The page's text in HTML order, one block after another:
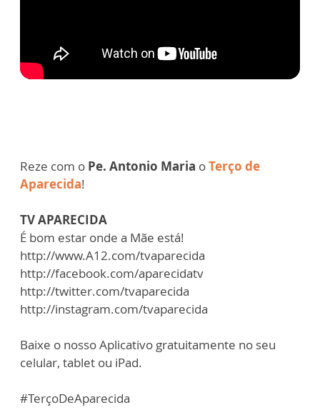
Reze com o Pe. Antonio Maria oTerço de
Aparecida!
TV APARECIDA
É bom estar onde a Mãe está!
http://www.A12.com/tvaparecida
http://facebook.com/aparecidatv
http://twitter.com/tvaparecida
http://instagram.com/tvaparecida
Baixe o nosso Aplicativo gratuitamente no seu
celular, tablet ou iPad.
#TerçoDeAparecida